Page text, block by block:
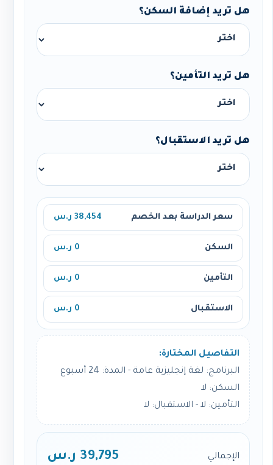
هل تريد إضافة السكن؟
هل تريد التأمين؟
هل تريد الاستقبال؟
سعر الدراسة بعد الخصم 38,454 ر.س
السكن 0 ر.س
التأمين 0 ر.س
الاستقبال 0 ر.س
التفاصيل المختارة:
البرنامج: لغة إنجليزية عامة - المدة: 24 أسبوع
السكن: لا
التأمين: لا - الاستقبال: لا
الإجمالي 39,795 ر.س